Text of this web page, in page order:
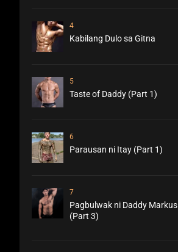
4
Kabilang Dulo sa Gitna
5
Taste of Daddy (Part 1)
6
Parausan ni Itay (Part 1)
7
Pagbulwak ni Daddy Markus
(Part 3)